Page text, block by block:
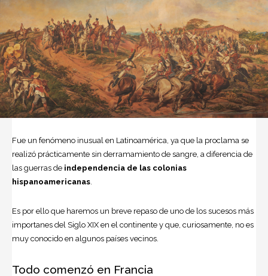
Fue un fenómeno inusual en Latinoamérica, ya que la proclama se
realizó prácticamente sin derramamiento de sangre, a diferencia de
las guerras de independencia de las colonias
hispanoamericanas.
Es por ello que haremos un breve repaso de uno de los sucesos más
importanes del Siglo XIX en el continente y que, curiosamente, no es
muy conocido en algunos países vecinos.
Todo comenzó en Francia